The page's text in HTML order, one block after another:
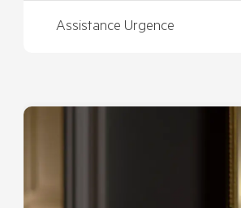
Assistance Urgence